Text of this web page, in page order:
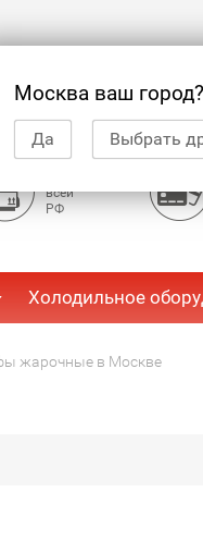
Москва ваш город?
Да Выбрать
всей
РФ
Холодильное
жарочные в Москве